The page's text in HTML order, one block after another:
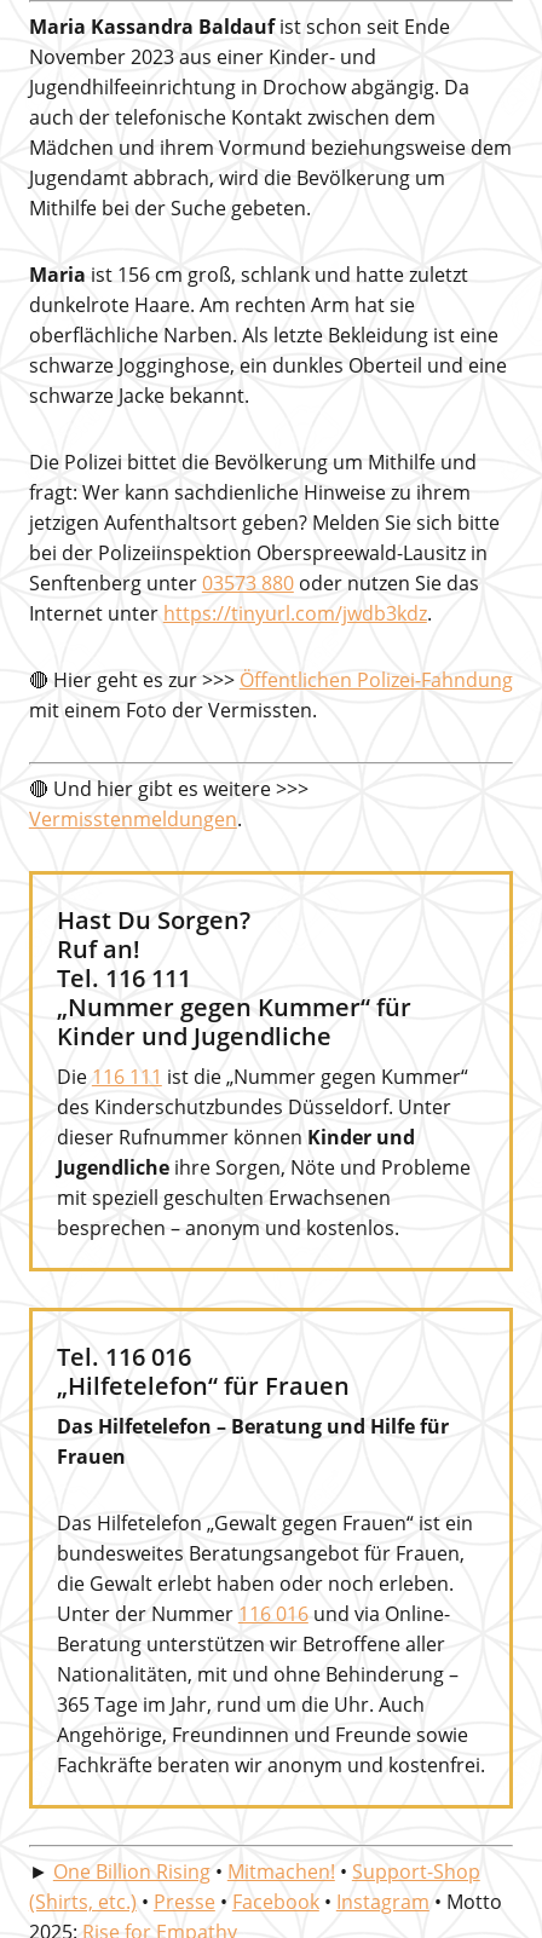
Maria Kassandra Baldaufist schon seit Ende
November 2023 aus einer Kinder- und
Jugendhilfeeinrichtung in Drochow abgängig. Da
auch der telefonische Kontakt zwischen dem
Mädchen und ihrem Vormund beziehungsweise dem
Jugendamt abbrach, wird die Bevölkerung um
Mithilfe bei der Suche gebeten.
Maria ist 156 cm groß, schlank und hatte zuletzt
dunkelrote Haare. Am rechten Arm hat sie
oberflächliche Narben. Als letzte Bekleidung ist eine
schwarze Jogginghose, ein dunkles Oberteil und eine
schwarze Jacke bekannt.
Die Polizei bittet die Bevölkerung um Mithilfe und
fragt: Wer kann sachdienliche Hinweise zu ihrem
jetzigen Aufenthaltsort geben? Melden Sie sich bitte
bei der Polizeiinspektion Oberspreewald-Lausitz in
Senftenberg unter03573 880oder nutzen Sie das
Internet unter https://tinyurl.com/jwdb3kdz.
🔴 Hier geht es zur >>> Öffentlichen Polizei-Fahndung
mit einem Foto der Vermissten.
🔴 Und hier gibt es weitere >>>
Vermisstenmeldungen.
Hast Du Sorgen?
Ruf an!
Tel. 116 111
„Nummer gegen Kummer“ für
Kinder und Jugendliche
Die 116 111 ist die „Nummer gegen Kummer“
des Kinderschutzbundes Düsseldorf. Unter
dieser Rufnummer können Kinder und
Jugendlicheihre Sorgen, Nöte und Probleme
mit speziell geschulten Erwachsenen
besprechen – anonym und kostenlos.
Tel. 116 016
„Hilfetelefon“ für Frauen
Das Hilfetelefon – Beratung und Hilfe für
Frauen
Das Hilfetelefon „Gewalt gegen Frauen“ ist ein
bundesweites Beratungsangebot für Frauen,
die Gewalt erlebt haben oder noch erleben.
Unter der Nummer 116 016und via Online-
Beratung unterstützen wir Betroffene aller
Nationalitäten, mit und ohne Behinderung –
365 Tage im Jahr, rund um die Uhr. Auch
Angehörige, Freundinnen und Freunde sowie
Fachkräfte beraten wir anonym und kostenfrei.
► One Billion Rising• Mitmachen! • Support-Shop
(Shirts, etc.)• Presse • Facebook• Instagram • Motto
2025: Rise for Empathy